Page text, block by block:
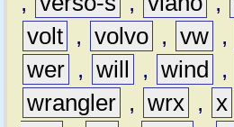
volt , volvo , vw ,
wer , will , wind ,
wrangler , wrx , x